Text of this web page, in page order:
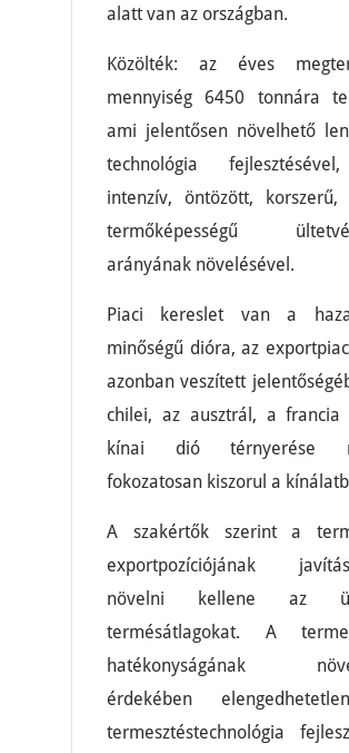
alatt van az országban.
Közölték: az éves
mennyiség 6450 tonnára
ami jelentősen növelhető
technológia
intenzív, öntözött, korszerű,
termőképességű
arányának növelésével.
Piaci kereslet van a
minőségű dióra, az
azonban veszített
chilei, az ausztrál, a francia
kínai dió térnyerése
fokozatosan kiszorul a
A szakértők szerint a
exportpozíciójának
növelni kellene az
termésátlagokat. A
hatékonyságának
érdekében
termesztéstechnológia